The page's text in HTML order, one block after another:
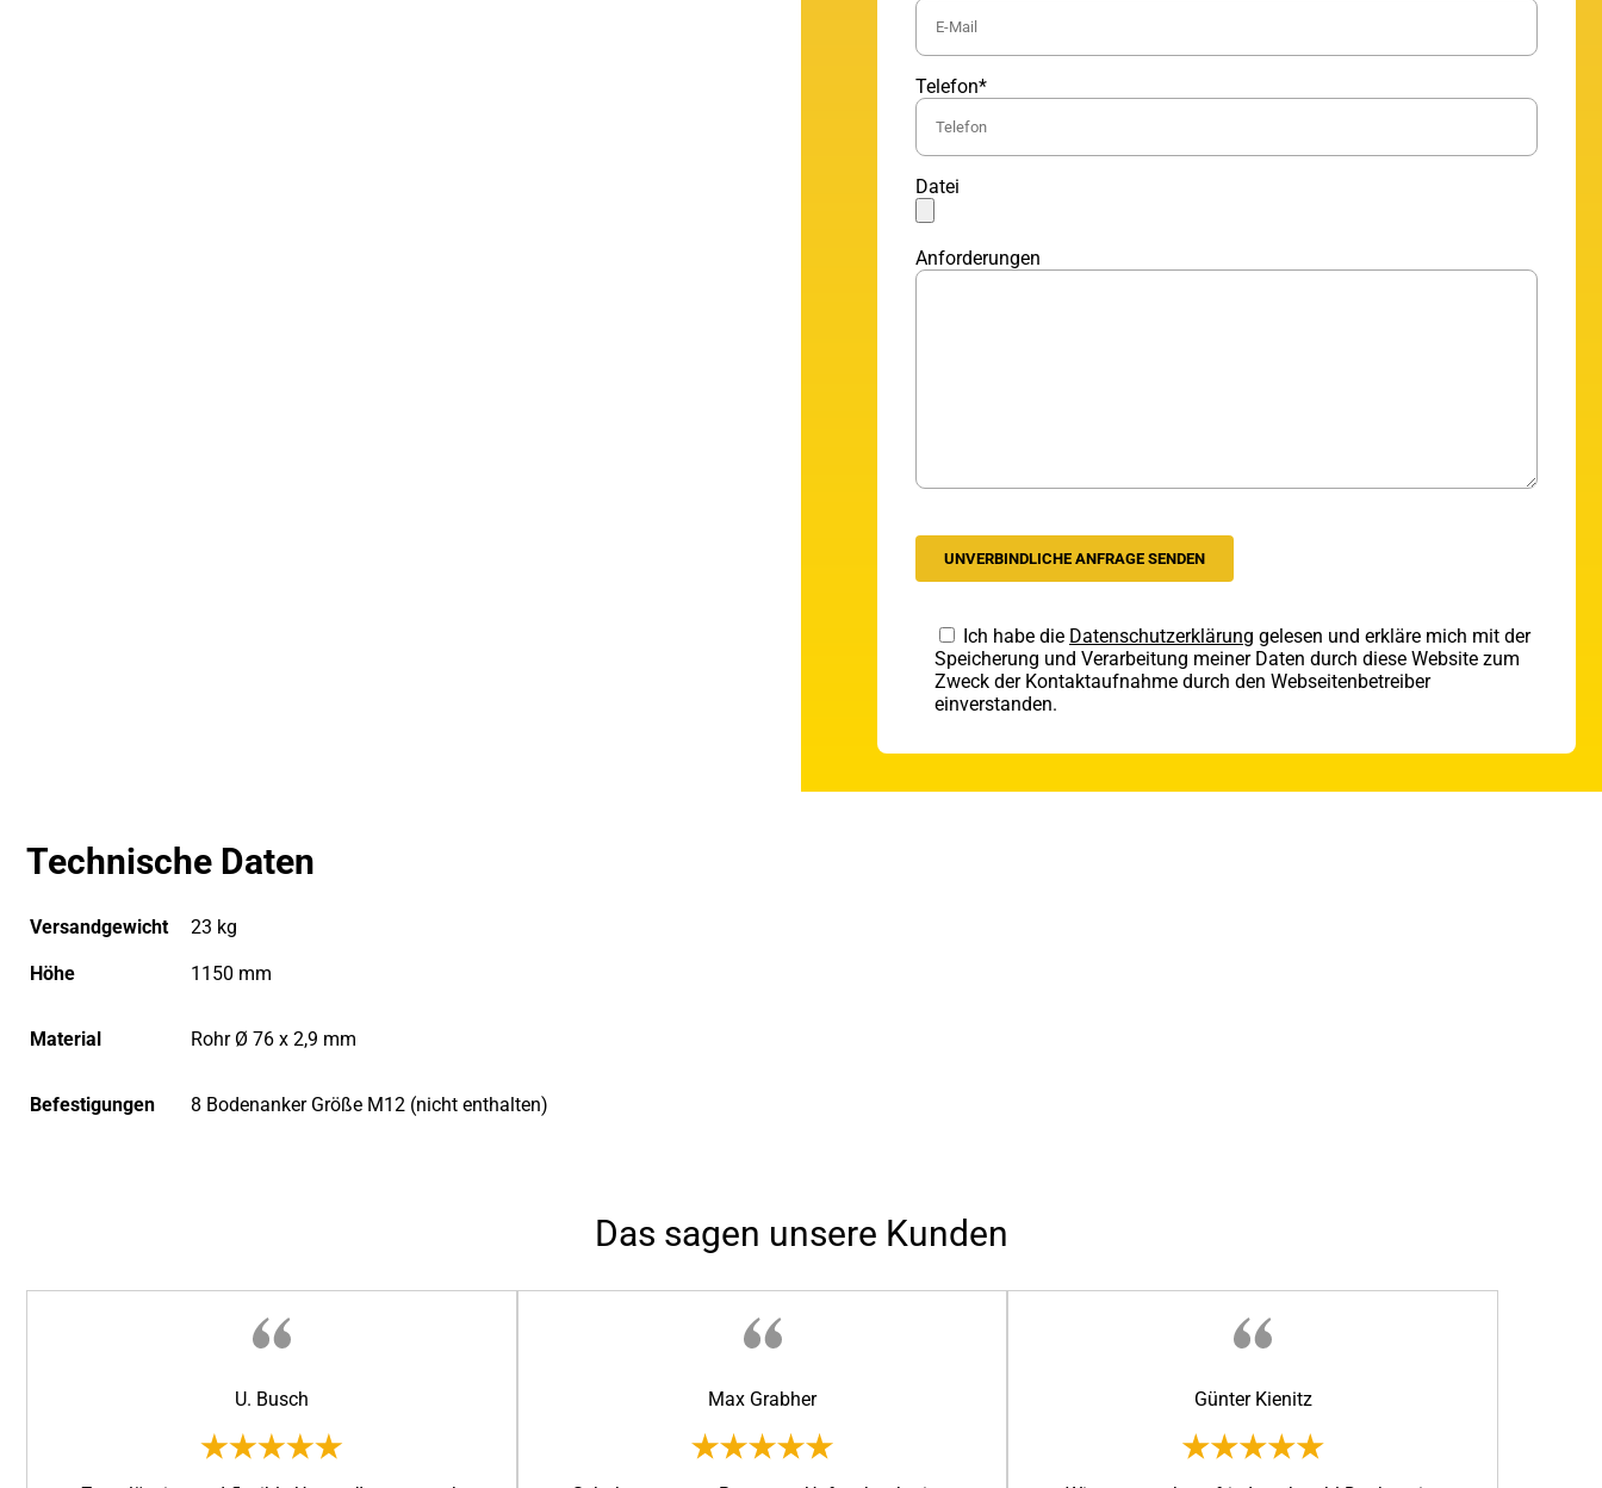
Telefon*
Datei
Anforderungen
Ich habe die Datenschutzerklärung gelesen und erkläre mich mit der
Speicherung und Verarbeitung meiner Daten durch diese Website zum
Zweck der Kontaktaufnahme durch den Webseitenbetreiber
einverstanden.
Technische Daten
Versandgewicht 23 kg
Höhe 1150 mm
Material Rohr Ø 76 x 2,9 mm
Befestigungen 8 Bodenanker Größe M12 (nicht enthalten)
Das sagen unsere Kunden
U. Busch Max Grabher Günter Kienitz